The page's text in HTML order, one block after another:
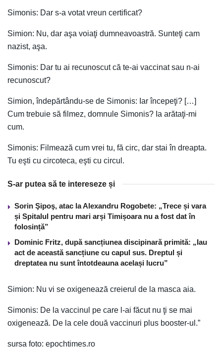
Simonis: Dar s-a votat vreun certificat?
Simion: Nu, dar aşa voiaţi dumneavoastră. Sunteţi cam
nazist, aşa.
Simonis: Dar tu ai recunoscut că te-ai vaccinat sau n-ai
recunoscut?
Simion, îndepărtându-se de Simonis: Iar începeţi? […]
Cum trebuie să filmez, domnule Simonis? Ia arătaţi-mi
cum.
Simonis: Filmează cum vrei tu, fă circ, dar stai în dreapta.
Tu eşti cu circoteca, eşti cu circul.
S-ar putea să te intereseze și
Sorin Şipoş, atac la Alexandru Rogobete: „Trece și vara
și Spitalul pentru mari arși Timișoara nu a fost dat în
folosință”
Dominic Fritz, după sancțiunea discipinară primită: „Iau
act de această sancțiune cu capul sus. Dreptul și
dreptatea nu sunt întotdeauna același lucru”
Simion: Nu vi se oxigenează creierul de la masca aia.
Simonis: De la vaccinul pe care l-ai făcut nu ţi se mai
oxigenează. De la cele două vaccinuri plus booster-ul.”
sursa foto: epochtimes.ro